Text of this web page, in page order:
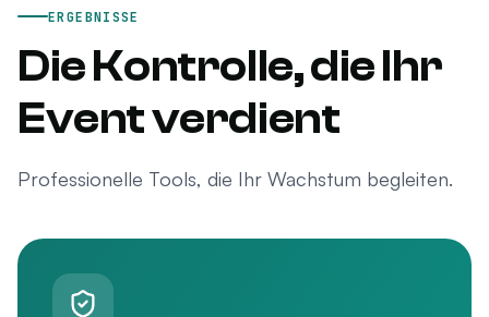
ERGEBNISSE
Die Kontrolle, die Ihr
Event verdient
Professionelle Tools, die Ihr Wachstum begleiten.